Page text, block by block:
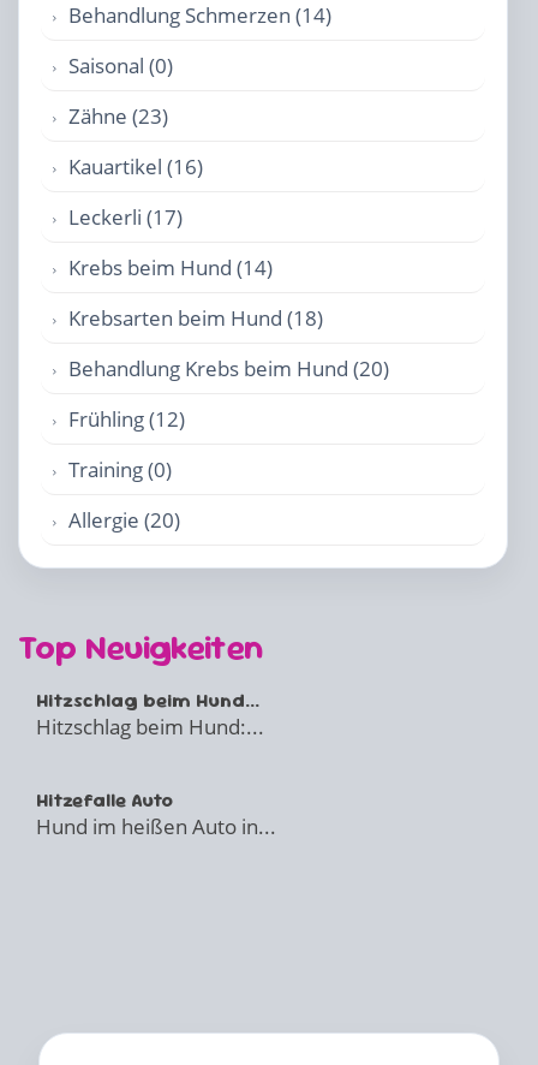
Behandlung Schmerzen (14)
Saisonal (0)
Zähne (23)
Kauartikel (16)
Leckerli (17)
Krebs beim Hund (14)
Krebsarten beim Hund (18)
Behandlung Krebs beim Hund (20)
Frühling (12)
Training (0)
Allergie (20)
Top Neuigkeiten
Hitzschlag beim Hund...
Hitzschlag beim Hund:...
Hitzefalle Auto
Hund im heißen Auto in...